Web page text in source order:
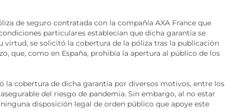
de seguro contratada con la compañía AXA France que
particulares establecían que dicha garantía se
virtud, se solicitó la cobertura de la póliza tras la publicación
que, como en España, prohibía la apertura al público de los
la cobertura de dicha garantía por diversos motivos, entre los
del riesgo de pandemia. Sin embargo, al no estar
disposición legal de orden público que apoye este